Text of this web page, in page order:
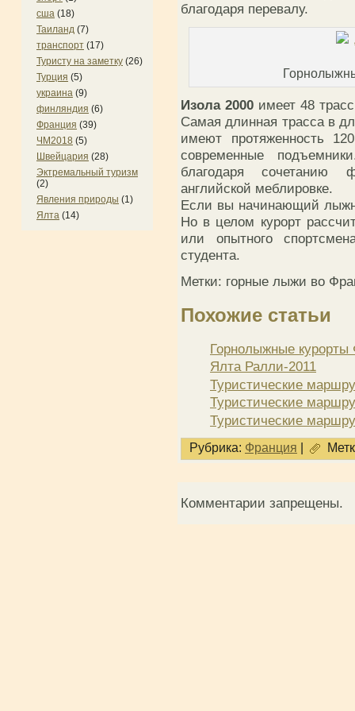
сша (18)
Таиланд (7)
транспорт (17)
Туристу на заметку (26)
Турция (5)
украина (9)
финляндия (6)
Франция (39)
ЧМ2018 (5)
Швейцария (28)
Эктремальный туризм
(2)
Явления природы (1)
Ялта (14)
благодаря перевалу.
Изола 2000имеет 48
Самая длинная трасса в
имеют протяженность
современные
благодаря сочетанию
английской меблировке.
Если вы начинающий
Но в целом курорт
или опытного
студента.
Метки: горные лыжи во
Похожие статьи
Горнолыжные курорты
Ялта Ралли-2011
Туристические
Туристические
Туристические
Рубрика: Франция |
Комментарии запрещены.